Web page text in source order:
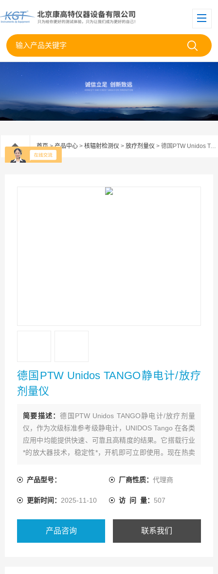
首页>产品中心 > 核辐射检测仪 > 放疗剂量仪 > 德国PTW Unidos TANGO静电计/放疗剂量仪
德国PTW Unidos TANGO静电计/放疗
剂量仪
简要描述：德国PTW Unidos TANGO静电计/放疗剂量
仪，作为次级标准参考级静电计，UNIDOS Tango 在各类
应用中均能提供快速、可靠且高精度的结果。它搭载行业
*的放大器技术，稳定性*，开机即可立即使用。现在热卖
产品型号：
厂商性质： 代理商
更新时间： 2025-11-10 访 问 量： 507
产品咨询 联系我们